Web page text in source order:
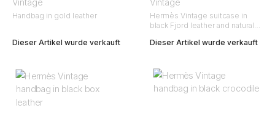
Vintage
Handbag in gold leather
Dieser Artikel wurde verkauft
Vintage
Hermès Vintage suitcase in
black Fjord leather and natural
Dieser Artikel wurde verkauft